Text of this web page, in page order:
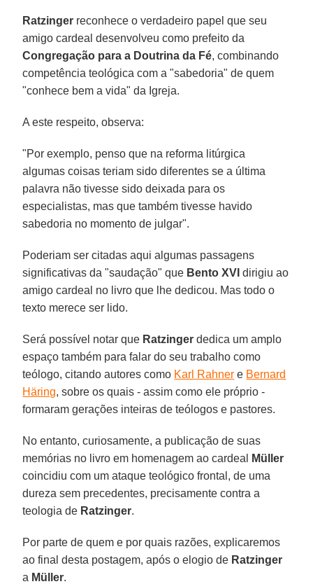
Ratzinger reconhece o verdadeiro papel que seu
amigo cardeal desenvolveu como prefeito da
Congregação para a Doutrina da Fé, combinando
competência teológica com a "sabedoria" de quem
"conhece bem a vida" da Igreja.
A este respeito, observa:
"Por exemplo, penso que na reforma litúrgica
algumas coisas teriam sido diferentes se a última
palavra não tivesse sido deixada para os
especialistas, mas que também tivesse havido
sabedoria no momento de julgar".
Poderiam ser citadas aqui algumas passagens
significativas da "saudação" que Bento XVI dirigiu ao
amigo cardeal no livro que lhe dedicou. Mas todo o
texto merece ser lido.
Será possível notar que Ratzinger dedica um amplo
espaço também para falar do seu trabalho como
teólogo, citando autores como Karl Rahner e Bernard
Häring, sobre os quais - assim como ele próprio -
formaram gerações inteiras de teólogos e pastores.
No entanto, curiosamente, a publicação de suas
memórias no livro em homenagem ao cardeal
Müller
coincidiu com um ataque teológico frontal, de uma
dureza sem precedentes, precisamente contra a
teologia de Ratzinger.
Por parte de quem e por quais razões, explicaremos
ao final desta postagem, após o elogio de Ratzinger
a Müller.